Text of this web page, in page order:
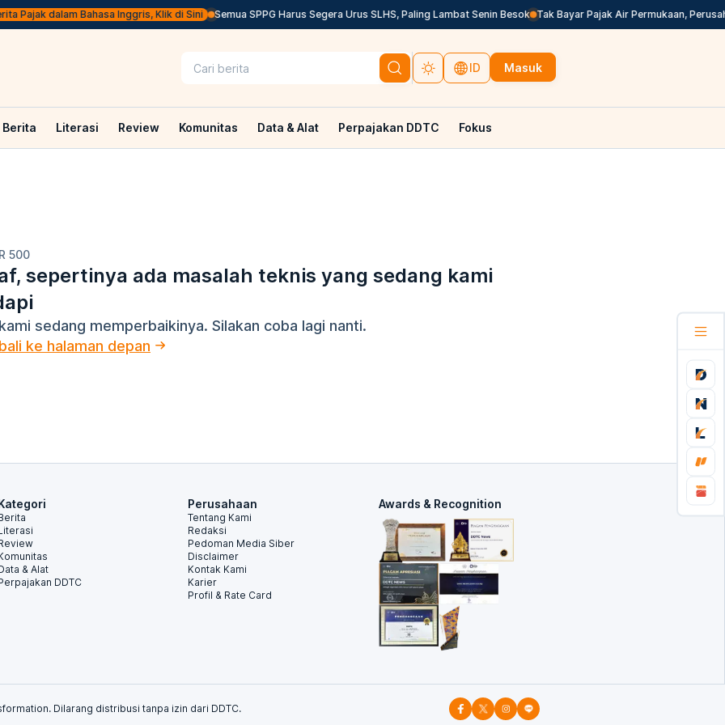
Pajak dalam Bahasa Inggris, Klik di Sini Semua SPPG Harus Segera Urus SLHS, Paling Lambat Senin Besok Tak Bayar Pajak Air Permukaan,
ID Masuk
Berita Literasi Review Komunitas Data & Alat Perpajakan DDTC Fokus
500
sepertinya ada masalah teknis yang sedang kami
sedang memperbaikinya. Silakan coba lagi nanti.
ke halaman depan
& Alat
DDTC
Perusahaan
Tentang Kami
Redaksi
Pedoman Media Siber
Disclaimer
Kontak Kami
Karier
Profil & Rate Card
Awards & Recognition
Dilarang distribusi tanpa izin dari DDTC.